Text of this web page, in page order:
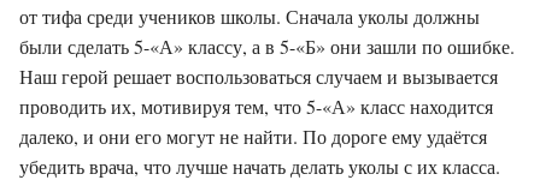
от тифа среди учеников школы. Сначала уколы должны
были сделать 5-«А» классу, а в 5-«Б» они зашли по ошибке.
Наш герой решает воспользоваться случаем и вызывается
проводить их, мотивируя тем, что 5-«А» класс находится
далеко, и они его могут не найти. По дороге ему удаётся
убедить врача, что лучше начать делать уколы с их класса.